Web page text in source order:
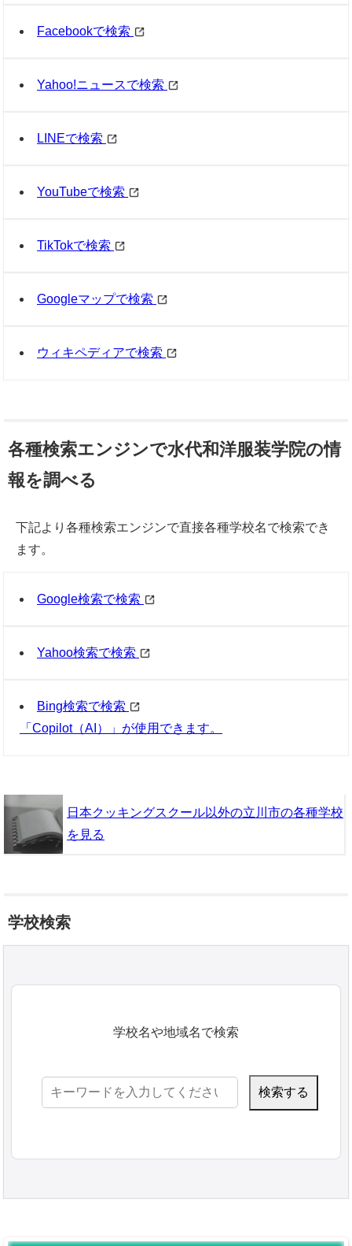
Facebookで検索
Yahoo!ニュースで検索
LINEで検索
YouTubeで検索
TikTokで検索
Googleマップで検索
ウィキペディアで検索
各種検索エンジンで水代和洋服装学院の情
報を調べる
下記より各種検索エンジンで直接各種学校名で検索でき
ます。
Google検索で検索
Yahoo検索で検索
Bing検索で検索
「Copilot（AI）」が使用できます。
日本クッキングスクール以外の立川市の各種学校
を見る
学校検索
学校名や地域名で検索
検